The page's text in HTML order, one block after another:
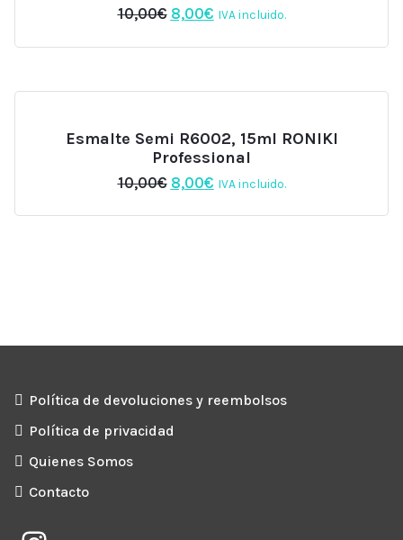
10,00€ El
original
8,00€El
actual
IVA incluido.
Esmalte Semi R6002, 15ml RONIKI
Professional
10,00€ El
original
8,00€El
actual
IVA incluido.
Política de devoluciones y reembolsos
Política de privacidad
Quienes Somos
Contacto